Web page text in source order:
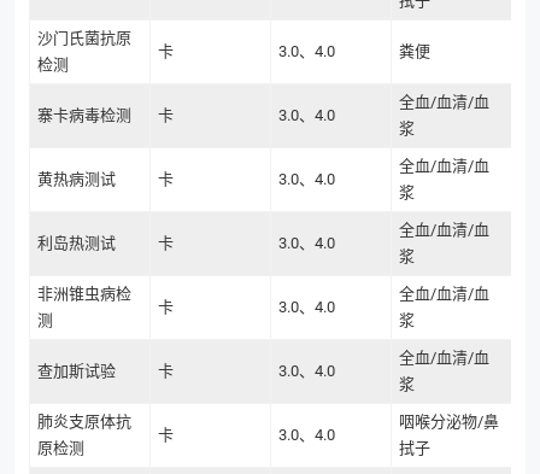
沙门氏菌抗原
检测
卡 3.0、4.0 粪便
寨卡病毒检测 卡 3.0、4.0
全血/血清/血
浆
黄热病测试 卡 3.0、4.0
全血/血清/血
浆
利岛热测试 卡 3.0、4.0
全血/血清/血
浆
非洲锥虫病检
测
卡 3.0、4.0
全血/血清/血
浆
查加斯试验 卡 3.0、4.0
全血/血清/血
浆
肺炎支原体抗
原检测
卡 3.0、4.0
咽喉分泌物/鼻
拭子